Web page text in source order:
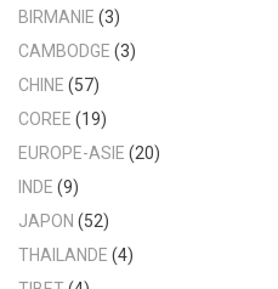
BIRMANIE (3)
CAMBODGE (3)
CHINE (57)
COREE (19)
EUROPE-ASIE (20)
INDE (9)
JAPON (52)
THAILANDE (4)